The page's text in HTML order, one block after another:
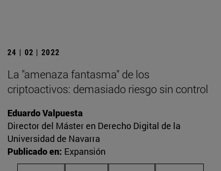
24 | 02 | 2022
La "amenaza fantasma" de los
criptoactivos: demasiado riesgo sin control
Eduardo Valpuesta
Director del Máster en Derecho Digital de la
Universidad de Navarra
Publicado en: Expansión